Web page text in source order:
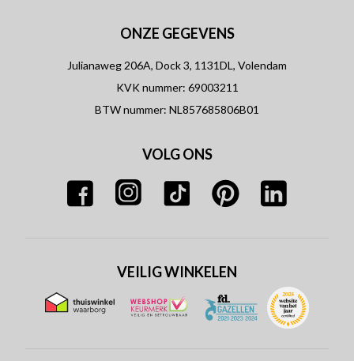
ONZE GEGEVENS
Julianaweg 206A, Dock 3, 1131DL, Volendam
KVK nummer: 69003211
BTW nummer: NL857685806B01
VOLG ONS
VEILIG WINKELEN